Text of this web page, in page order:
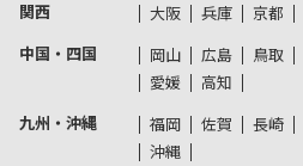
関西 大阪 兵庫 京都
中国・四国 岡山 広島 鳥取
愛媛
高知
九州・沖縄 福岡 佐賀 長崎
沖縄